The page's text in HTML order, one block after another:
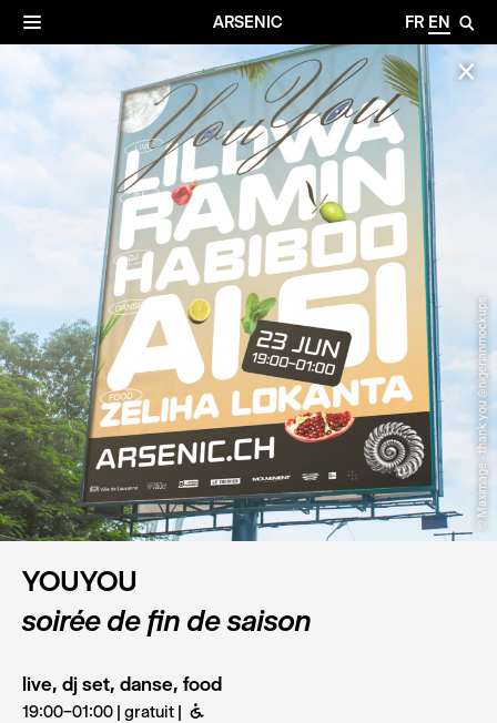
ARSENIC FR EN 🔎
☰
✕
© Maximage - thank you @nigerianmockups
YOUYOU
soirée de fin de saison
live, dj set, danse, food
19:00–01:00 | gratuit B